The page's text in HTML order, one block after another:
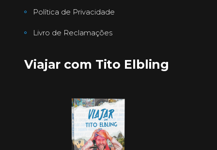
Política de Privacidade
Livro de Reclamações
Viajar com Tito Elbling